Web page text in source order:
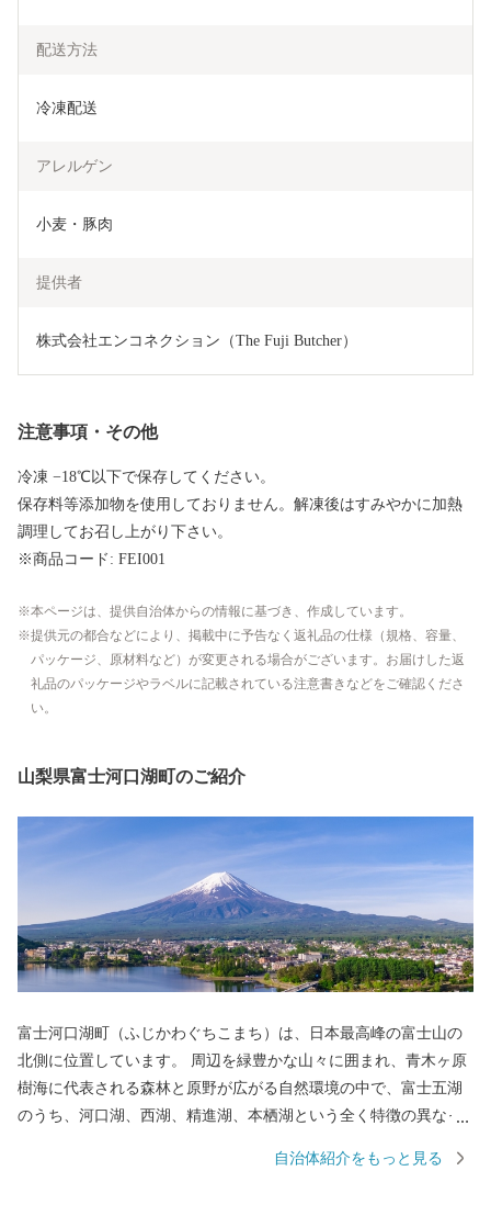
配送方法
冷凍配送
アレルゲン
小麦・豚肉
提供者
株式会社エンコネクション（The Fuji Butcher）
注意事項・その他
冷凍 −18℃以下で保存してください。
保存料等添加物を使用しておりません。解凍後はすみやかに加熱
調理してお召し上がり下さい。
※商品コード: FEI001
本ページは、提供自治体からの情報に基づき、作成しています。
提供元の都合などにより、掲載中に予告なく返礼品の仕様（規格、容量、
パッケージ、原材料など）が変更される場合がございます。お届けした返
礼品のパッケージやラベルに記載されている注意書きなどをご確認くださ
い。
山梨県富士河口湖町のご紹介
富士河口湖町（ふじかわぐちこまち）は、日本最高峰の富士山の
北側に位置しています。 周辺を緑豊かな山々に囲まれ、青木ヶ原
樹海に代表される森林と原野が広がる自然環境の中で、富士五湖
のうち、河口湖、西湖、精進湖、本栖湖という全く特徴の異なっ
す。 南は富士山の傾斜地、北は御坂山系に挟まれた高原のため夏
自治体紹介をもっと見る